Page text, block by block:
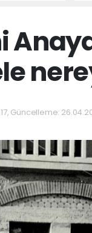
Güncelleme: